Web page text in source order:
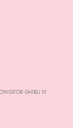
GHIBU 10